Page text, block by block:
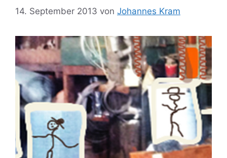
14. September 2013 von Johannes Kram